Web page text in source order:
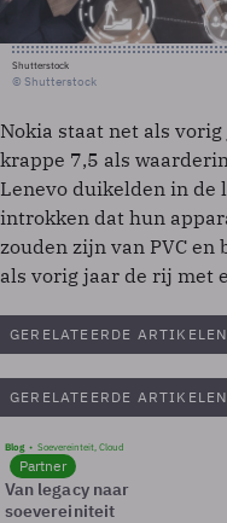
Shutterstock
© Shutterstock
Nokia staat net als
krappe 7,5 als
Lenevo duikelden in de
introkken dat hun
zouden zijn van PVC
als vorig jaar de rij met
GERELATEERDE ARTIKELEN
GERELATEERDE ARTIKELEN
Blog Soevereinteit, Cloud
Partner
Van legacy naar
soevereiniteit